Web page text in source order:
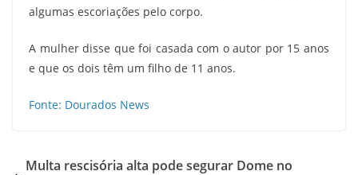
algumas escoriações pelo corpo.
A mulher disse que foi casada com o autor por 15 anos
e que os dois têm um filho de 11 anos.
Fonte: Dourados News
Multa rescisória alta pode segurar Dome no